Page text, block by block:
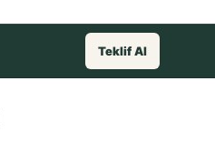
Teklif Al